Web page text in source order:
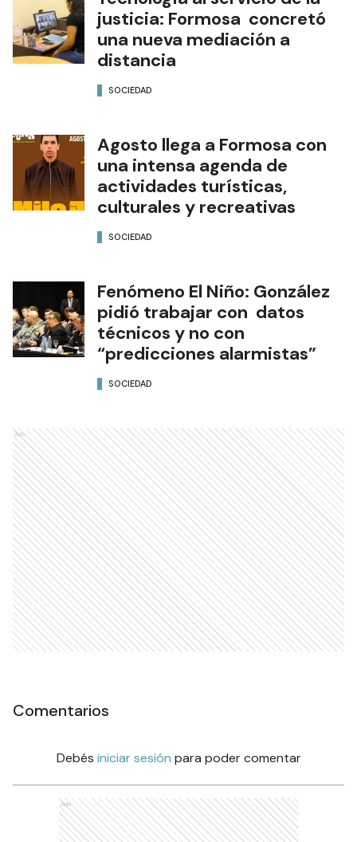
justicia: Formosa concretó
una nueva mediación a
distancia
SOCIEDAD
Agosto llega a Formosa con
una intensa agenda de
actividades turísticas,
culturales y recreativas
SOCIEDAD
Fenómeno El Niño: González
pidió trabajar con datos
técnicos y no con
“predicciones alarmistas”
SOCIEDAD
Ads
Comentarios
Debés iniciar sesión para poder comentar
Ads